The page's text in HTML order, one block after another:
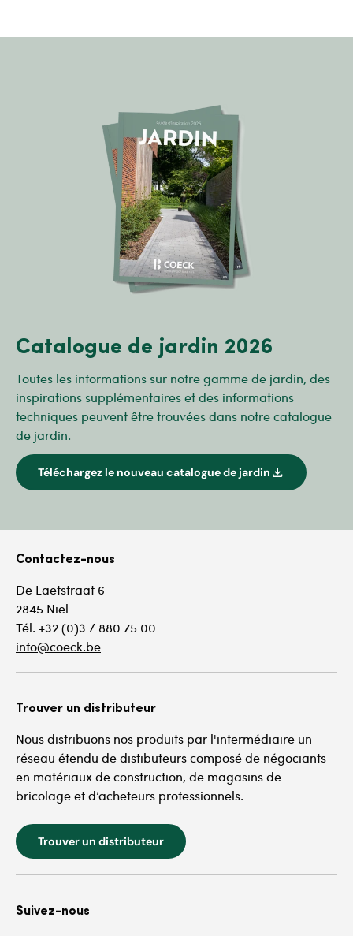
Catalogue de jardin 2026
Toutes les informations sur notre gamme de jardin, des
inspirations supplémentaires et des informations
techniques peuvent être trouvées dans notre catalogue
de jardin.
Téléchargez le nouveau catalogue de jardin download
Contactez-nous
De Laetstraat 6
2845 Niel
Tél. +32 (0)3 / 880 75 00
info@coeck.be
Trouver un distributeur
Nous distribuons nos produits par l'intermédiaire un
réseau étendu de distibuteurs composé de négociants
en matériaux de construction, de magasins de
bricolage et d’acheteurs professionnels.
Trouver un distributeur
Suivez-nous